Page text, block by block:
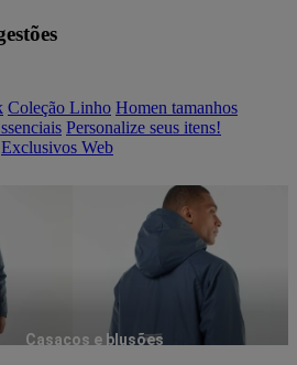
Coleção Linho Homen tamanhos
Personalize seus itens!
Exclusivos Web
Casacos e blusões